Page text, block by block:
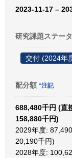
2023-11-17 –
研究課題ステー
交付 (2024年
配分額 *注記
688,480千円 (直
158,880千円)
2029年度:
20,190千円)
2028年度: